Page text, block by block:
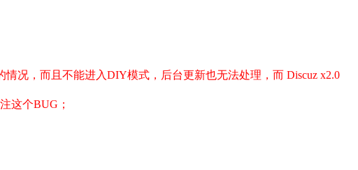
况，而且不能进入DIY模式，后台更新也无法处理，而 Discuz x2.0
这个BUG；